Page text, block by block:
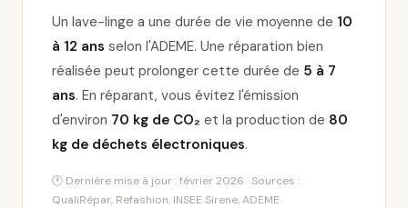
Un lave-linge a une durée de vie moyenne de 10
à 12 ans selon l'ADEME. Une réparation bien
réalisée peut prolonger cette durée de 5 à 7
ans. En réparant, vous évitez l'émission
d'environ 70 kg de CO₂ et la production de 80
kg de déchets électroniques.
🕐 Dernière mise à jour : février 2026 · Sources :
QualiRépar, Refashion, INSEE Sirene, ADEME